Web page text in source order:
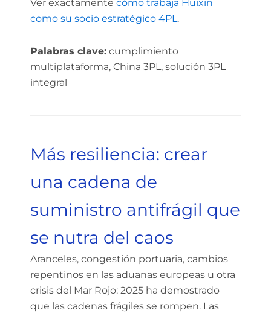
Ver exactamente cómo trabaja Huixin
como su socio estratégico 4PL.
Palabras clave:cumplimiento
multiplataforma, China 3PL, solución 3PL
integral
Más resiliencia: crear
una cadena de
suministro antifrágil que
se nutra del caos
Aranceles, congestión portuaria, cambios
repentinos en las aduanas europeas u otra
crisis del Mar Rojo: 2025 ha demostrado
que las cadenas frágiles se rompen. Las